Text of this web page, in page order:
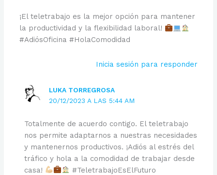
¡El teletrabajo es la mejor opción para mantener
la productividad y la flexibilidad laboral!
#AdiósOficina #HolaComodidad
Inicia sesión para responder
LUKA TORREGROSA
20/12/2023 A LAS 5:44 AM
Totalmente de acuerdo contigo. El teletrabajo
nos permite adaptarnos a nuestras necesidades
y mantenernos productivos. ¡Adiós al estrés del
tráfico y hola a la comodidad de trabajar desde
casa!
#TeletrabajoEsElFuturo